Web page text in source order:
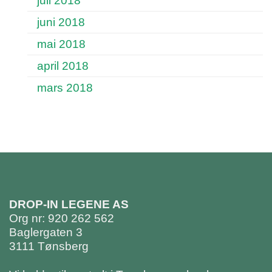
juni 2018
mai 2018
april 2018
mars 2018
DROP-IN LEGENE AS
Org nr: 920 262 562
Baglergaten 3
3111 Tønsberg